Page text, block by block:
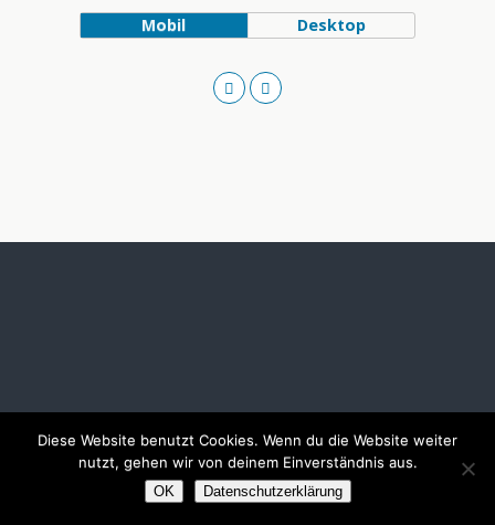
Mobil Desktop
Diese Website benutzt Cookies. Wenn du die Website weiter
nutzt, gehen wir von deinem Einverständnis aus.
OK Datenschutzerklärung